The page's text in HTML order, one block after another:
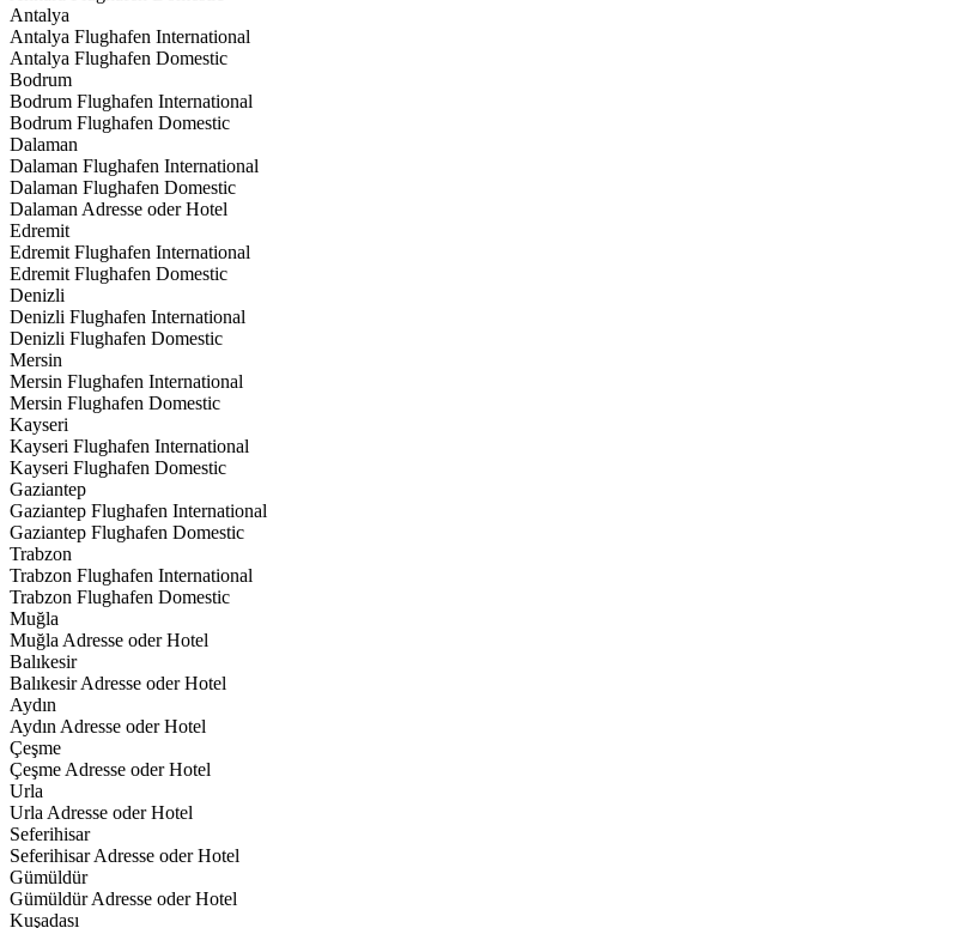
Antalya
Antalya Flughafen International
Antalya Flughafen Domestic
Bodrum
Bodrum Flughafen International
Bodrum Flughafen Domestic
Dalaman
Dalaman Flughafen International
Dalaman Flughafen Domestic
Dalaman Adresse oder Hotel
Edremit
Edremit Flughafen International
Edremit Flughafen Domestic
Denizli
Denizli Flughafen International
Denizli Flughafen Domestic
Mersin
Mersin Flughafen International
Mersin Flughafen Domestic
Kayseri
Kayseri Flughafen International
Kayseri Flughafen Domestic
Gaziantep
Gaziantep Flughafen International
Gaziantep Flughafen Domestic
Trabzon
Trabzon Flughafen International
Trabzon Flughafen Domestic
Muğla
Muğla Adresse oder Hotel
Balıkesir
Balıkesir Adresse oder Hotel
Aydın
Aydın Adresse oder Hotel
Çeşme
Çeşme Adresse oder Hotel
Urla
Urla Adresse oder Hotel
Seferihisar
Seferihisar Adresse oder Hotel
Gümüldür
Gümüldür Adresse oder Hotel
Kuşadası